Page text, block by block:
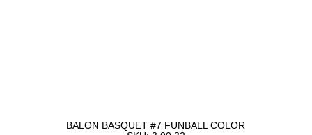
BALON BASQUET #7 FUNBALL COLOR